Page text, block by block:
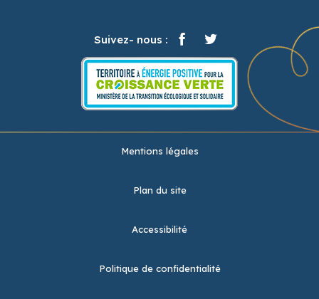
Suivez- nous :
Mentions légales
Plan du site
Accessibilité
Politique de confidentialité